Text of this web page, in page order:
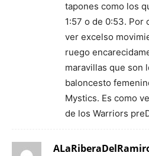
tapones como los
1:57 o de 0:53.
ver excelso
ruego
maravillas que son
baloncesto
Mystics. Es como
de los Warriors